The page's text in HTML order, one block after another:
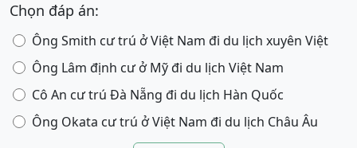
Chọn đáp án:
Ông Smith cư trú ở Việt Nam đi du lịch xuyên Việt
Ông Lâm định cư ở Mỹ đi du lịch Việt Nam
Cô An cư trú Đà Nẵng đi du lịch Hàn Quốc
Ông Okata cư trú ở Việt Nam đi du lịch Châu Âu